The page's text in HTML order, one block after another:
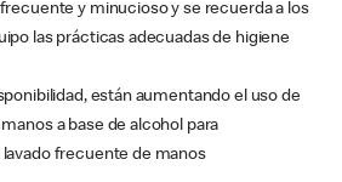
y minucioso y se recuerda a los
las prácticas adecuadas de higiene
están aumentando el uso de
a base de alcohol para
frecuente de manos